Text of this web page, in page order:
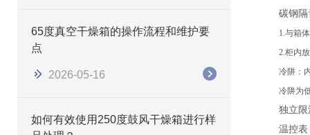
65度真空干燥箱的操作流程和维护要
点
2026-05-16
如何有效使用250度鼓风干燥箱进行样
碳钢
1.与箱
2.柜内
冷阱：
冷阱为
独立
温控